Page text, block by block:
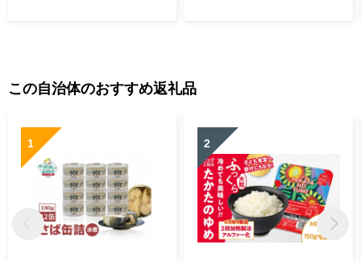
この自治体のおすすめ返礼品
1 2